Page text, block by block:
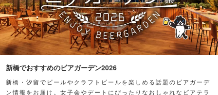
新橋でおすすめのビアガーデン2026
新橋・汐留でビールやクラフトビールを楽しめる話題のビアガーデ
ン情報をお届け。女子会やデートにぴったりなおしゃれなビアテラ